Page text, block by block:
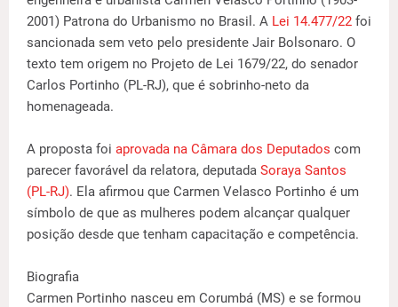
2001) Patrona do Urbanismo no Brasil. A Lei 14.477/22 foi
sancionada sem veto pelo presidente Jair Bolsonaro. O
texto tem origem no Projeto de Lei 1679/22, do senador
Carlos Portinho (PL-RJ), que é sobrinho-neto da
homenageada.
A proposta foi aprovada na Câmara dos Deputados com
parecer favorável da relatora, deputada Soraya Santos
(PL-RJ). Ela afirmou que Carmen Velasco Portinho é um
símbolo de que as mulheres podem alcançar qualquer
posição desde que tenham capacitação e competência.
Biografia
Carmen Portinho nasceu em Corumbá (MS) e se formou